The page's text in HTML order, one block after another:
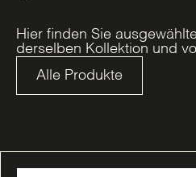
Hier finden Sie
derselben Kollektion und
Alle Produkte